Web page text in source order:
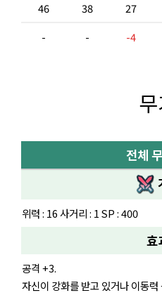
46
38 27
-
- -4
전체
위력 : 16 사거리 : 1 SP : 400
효
공격 +3.
자신이 강화를 받고 있거나 이동